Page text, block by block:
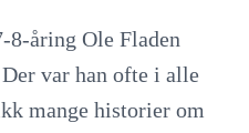
8-åring Ole Fladen
var han ofte i alle
mange historier om